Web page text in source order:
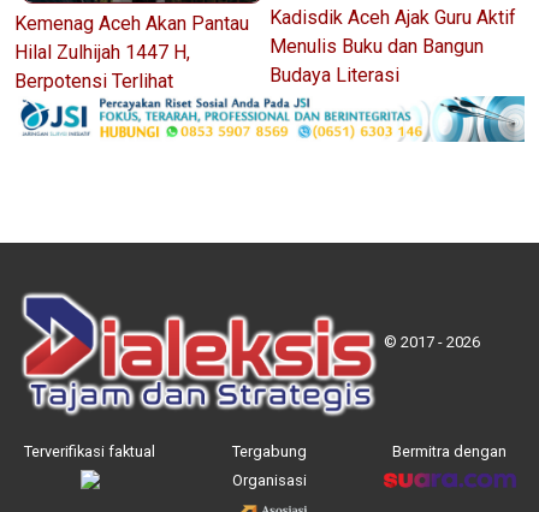
Kemenag Aceh Akan Pantau
Hilal Zulhijah 1447 H,
Berpotensi Terlihat
Kadisdik Aceh Ajak Guru Aktif
Menulis Buku dan Bangun
Budaya Literasi
© 2017 - 2026
Terverifikasi faktual
Tergabung
Organisasi
Bermitra dengan